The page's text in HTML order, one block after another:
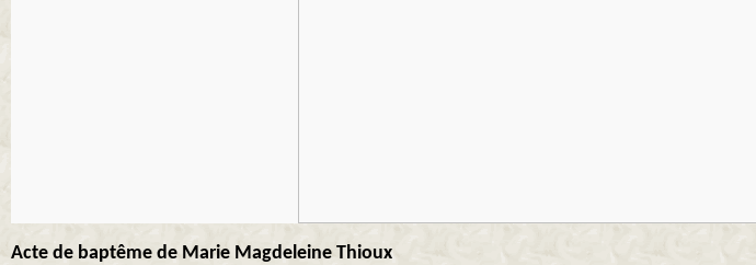
Acte de baptême de Marie Magdeleine Thioux